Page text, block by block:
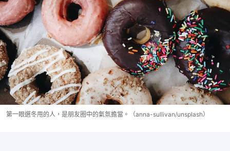
第一眼選冬甩的人，是朋友圈中的氣氛擔當。（anna-sullivan/unsplash）